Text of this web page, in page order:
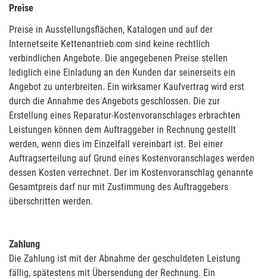
Preise
Preise in Ausstellungsflächen, Katalogen und auf der
Internetseite Kettenantrieb.com sind keine rechtlich
verbindlichen Angebote. Die angegebenen Preise stellen
lediglich eine Einladung an den Kunden dar seinerseits ein
Angebot zu unterbreiten. Ein wirksamer Kaufvertrag wird erst
durch die Annahme des Angebots geschlossen. Die zur
Erstellung eines Reparatur-Kostenvoranschlages erbrachten
Leistungen können dem Auftraggeber in Rechnung gestellt
werden, wenn dies im Einzelfall vereinbart ist. Bei einer
Auftragserteilung auf Grund eines Kostenvoranschlages werden
dessen Kosten verrechnet. Der im Kostenvoranschlag genannte
Gesamtpreis darf nur mit Zustimmung des Auftraggebers
überschritten werden.
Zahlung
Die Zahlung ist mit der Abnahme der geschuldeten Leistung
fällig, spätestens mit Übersendung der Rechnung. Ein